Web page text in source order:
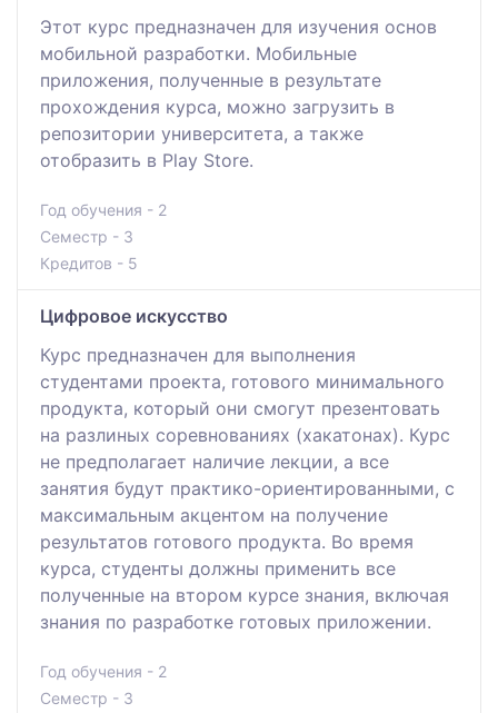
Этот курс предназначен для изучения основ
мобильной разработки. Мобильные
приложения, полученные в результате
прохождения курса, можно загрузить в
репозитории университета, а также
отобразить в Play Store.
Год обучения - 2
Семестр - 3
Кредитов - 5
Цифровое искусство
Курс предназначен для выполнения
студентами проекта, готового минимального
продукта, который они смогут презентовать
на разлиных соревнованиях (хакатонах). Курс
не предполагает наличие лекции, а все
занятия будут практико-ориентированными, с
максимальным акцентом на получение
результатов готового продукта. Во время
курса, студенты должны применить все
полученные на втором курсе знания, включая
знания по разработке готовых приложении.
Год обучения - 2
Семестр - 3